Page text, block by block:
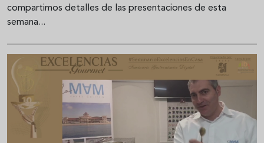
compartimos detalles de las presentaciones de esta
semana...